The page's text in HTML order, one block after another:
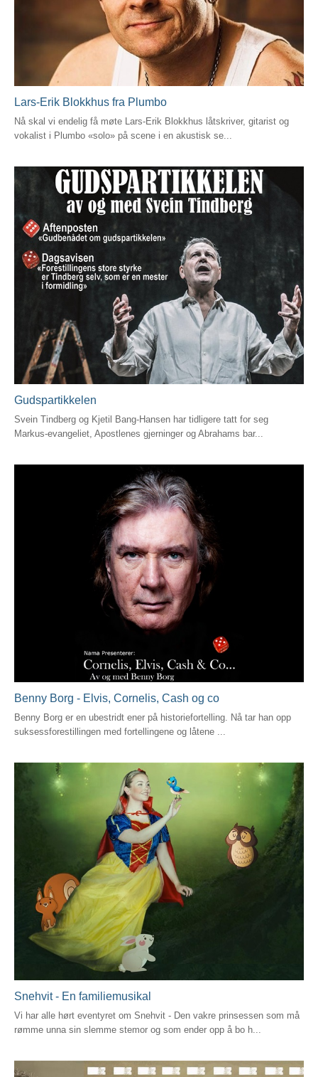
Lars-Erik Blokkhus fra Plumbo
Nå skal vi endelig få møte Lars-Erik Blokkhus låtskriver, gitarist og
vokalist i Plumbo «solo» på scene i en akustisk se...
Gudspartikkelen
Svein Tindberg og Kjetil Bang-Hansen har tidligere tatt for seg
Markus-evangeliet, Apostlenes gjerninger og Abrahams bar...
Benny Borg - Elvis, Cornelis, Cash og co
Benny Borg er en ubestridt ener på historiefortelling. Nå tar han opp
suksessforestillingen med fortellingene og låtene ...
Snehvit - En familiemusikal
Vi har alle hørt eventyret om Snehvit - Den vakre prinsessen som må
rømme unna sin slemme stemor og som ender opp å bo h...